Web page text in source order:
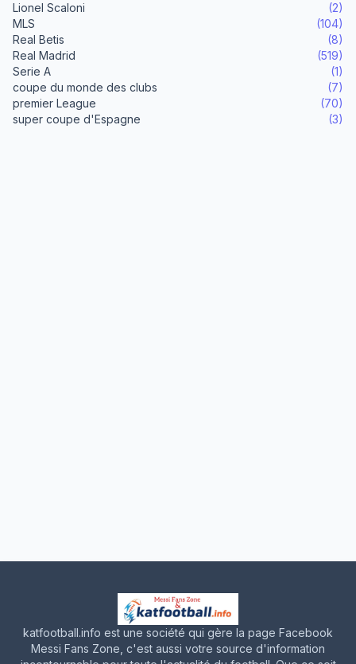
Lionel Scaloni
(2)
MLS
(104)
Real Betis
(8)
Real Madrid
(519)
Serie A
(1)
coupe du monde des clubs
(7)
premier League
(70)
super coupe d'Espagne
(3)
katfootball.info est une société qui gère la page Facebook
Messi Fans Zone, c'est aussi votre source d'information